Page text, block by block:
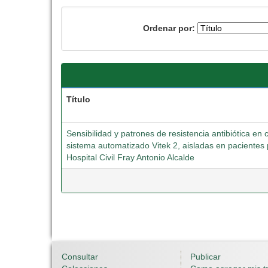
Ordenar por:
Título
Sensibilidad y patrones de resistencia antibiótica
sistema automatizado Vitek 2, aisladas en
Hospital Civil Fray Antonio Alcalde
Consultar
Publicar